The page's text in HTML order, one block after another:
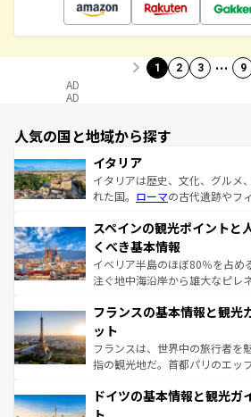
1 2 3 … 9
AD
AD
人気の国と地域から探す
イタリア
イタリアは歴史、文化、グルメ
れた国。 ローマの古代遺跡やフ
ろん、トスカーナの美しい田園
景など、自然景観も見逃せない
ピザやパスタなど、絶品のイタ
できる。朝目覚めてから夜眠る
なお、新着のイタリア情報はコ
しい。
スペインの観光ポイントと
くべき基本情報
イベリア半島のほぼ80％を占め
注ぐ地中海沿岸から雄大なピレ
文化が根付くこの国では、情熱
れる闘牛、そして美味しいタパ
る。首都マドリードの洗練され
アートに溢れた街角から、地方
せる。地方によって風土や気候
フランスの基本情報と観光
ット
フランスは、世界中の旅行者を
指の観光地だ。首都パリのエッ
で、幅広い魅力が詰まっている
聖堂、美しいビーチ、そして豊
ドイツの基本情報と観光ガ